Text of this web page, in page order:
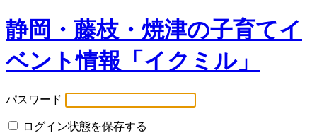
静岡・藤枝・焼津の子育てイ
ベント情報「イクミル」
パスワード
ログイン状態を保存する